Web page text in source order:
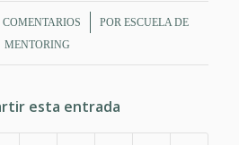
COMENTARIOS
/ POR ESCUELA DE
MENTORING
esta entrada